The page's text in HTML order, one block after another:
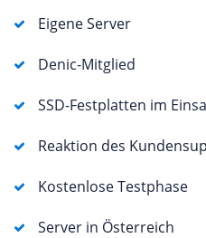
Eigene Server
Denic-Mitglied
SSD-Festplatten im
Reaktion des
Kostenlose Testphase
Server in Österreich